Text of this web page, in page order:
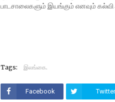
பாடசாலைகளும் இயங்கும் எனவும் கல்வி
Tags: இலங்கை.
Facebook Twitter